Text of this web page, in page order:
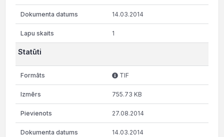
14.03.2014
1
Statūti
TIF
755.73 KB
27.08.2014
14.03.2014